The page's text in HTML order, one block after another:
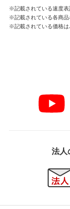
※記載されている速度表
※記載されている各商品
※記載されている価格は
法人